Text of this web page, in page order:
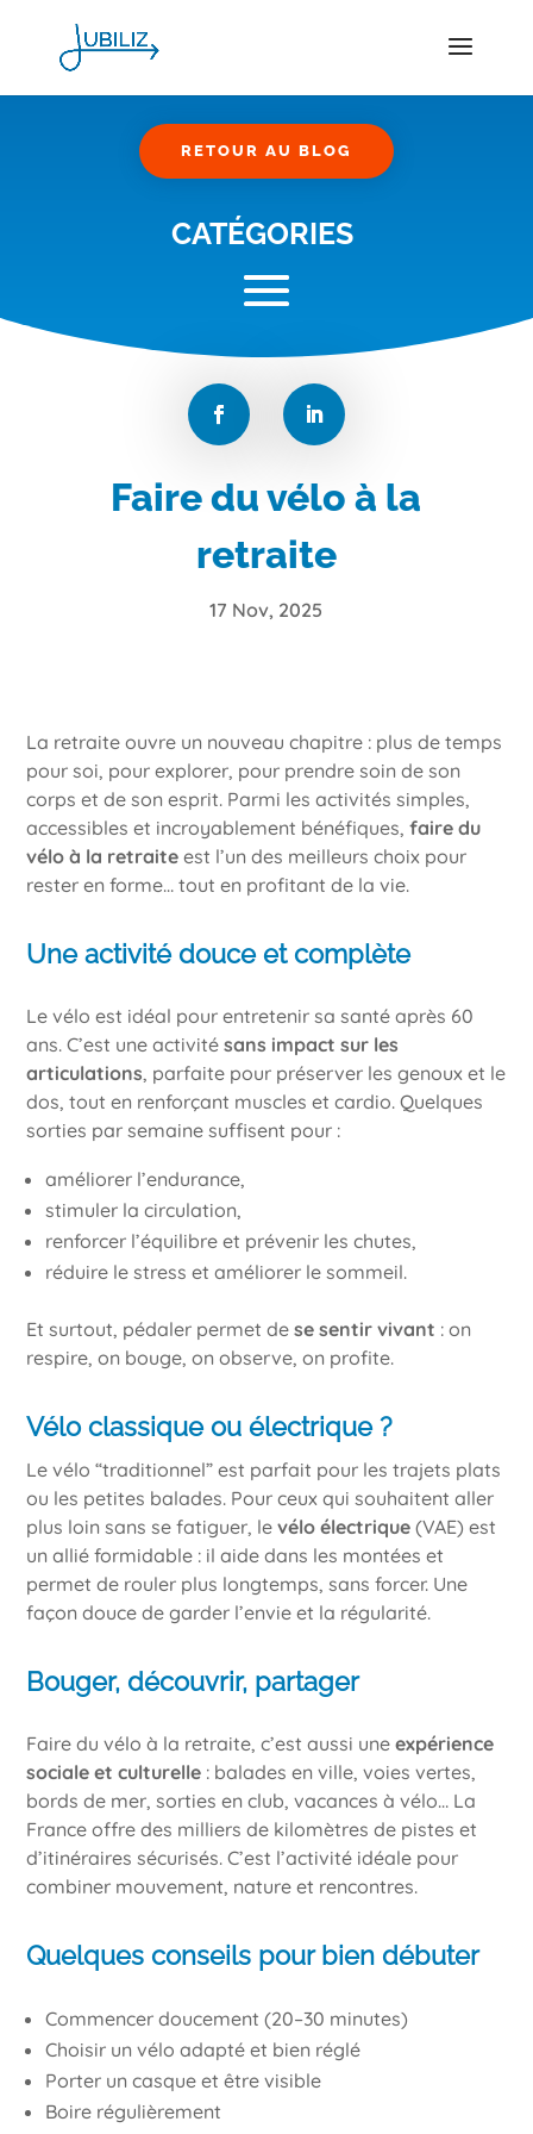
RETOUR AU BLOG
CATÉGORIES
Faire du vélo à la
retraite
17 Nov, 2025
La retraite ouvre un nouveau chapitre : plus de temps
pour soi, pour explorer, pour prendre soin de son
corps et de son esprit. Parmi les activités simples,
accessibles et incroyablement bénéfiques,faire du
vélo à la retraite est l’un des meilleurs choix pour
rester en forme… tout en profitant de la vie.
Une activité douce et complète
Le vélo est idéal pour entretenir sa santé après 60
ans. C’est une activitésans impact sur les
articulations, parfaite pour préserver les genoux et le
dos, tout en renforçant muscles et cardio. Quelques
sorties par semaine suffisent pour :
améliorer l’endurance,
stimuler la circulation,
renforcer l’équilibre et prévenir les chutes,
réduire le stress et améliorer le sommeil.
Et surtout, pédaler permet dese sentir vivant : on
respire, on bouge, on observe, on profite.
Vélo classique ou électrique ?
Le vélo “traditionnel” est parfait pour les trajets plats
ou les petites balades. Pour ceux qui souhaitent aller
plus loin sans se fatiguer, levélo électrique (VAE) est
un allié formidable : il aide dans les montées et
permet de rouler plus longtemps, sans forcer. Une
façon douce de garder l’envie et la régularité.
Bouger, découvrir, partager
Faire du vélo à la retraite, c’est aussi uneexpérience
sociale et culturelle : balades en ville, voies vertes,
bords de mer, sorties en club, vacances à vélo… La
France offre des milliers de kilomètres de pistes et
d’itinéraires sécurisés. C’est l’activité idéale pour
combiner mouvement, nature et rencontres.
Quelques conseils pour bien débuter
Commencer doucement (20–30 minutes)
Choisir un vélo adapté et bien réglé
Porter un casque et être visible
Boire régulièrement